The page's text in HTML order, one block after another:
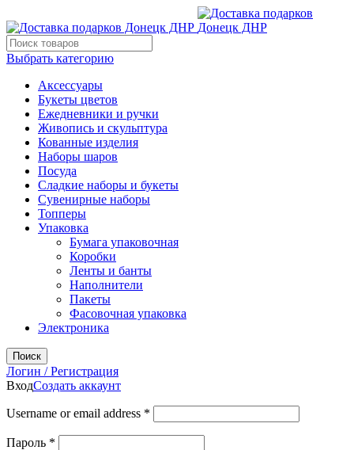
Выбрать категорию
Аксессуары
Букеты цветов
Ежедневники и ручки
Живопись и скульптура
Кованные изделия
Наборы шаров
Посуда
Сладкие наборы и букеты
Сувенирные наборы
Топперы
Упаковка
Бумага упаковочная
Коробки
Ленты и банты
Наполнители
Пакеты
Фасовочная упаковка
Электроника
Поиск
Логин / Регистрация
ВходСоздать аккаунт
Username or email address *
Пароль *